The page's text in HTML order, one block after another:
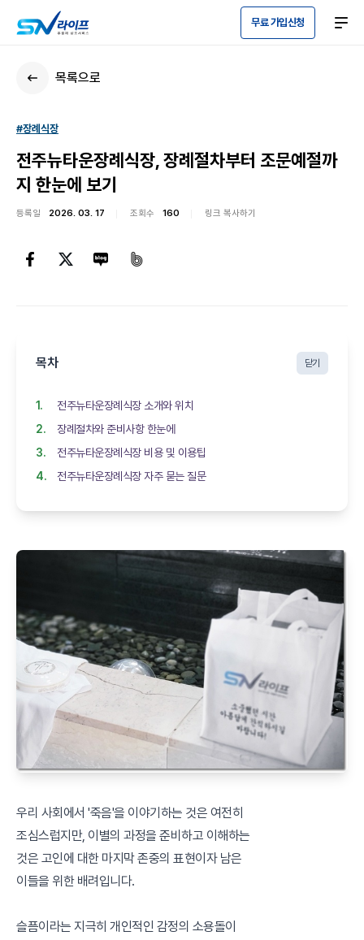
무료 가입신청
목록으로
#장례식장
전주뉴타운장례식장, 장례절차부터 조문예절까
지 한눈에 보기
등록일 2026. 03. 17 조회수 160 링크 복사하기
목차 닫기
전주뉴타운장례식장 소개와 위치
장례절차와 준비사항 한눈에
전주뉴타운장례식장 비용 및 이용팁
전주뉴타운장례식장 자주 묻는 질문
우리 사회에서 '죽음'을 이야기하는 것은 여전히
조심스럽지만, 이별의 과정을 준비하고 이해하는
것은 고인에 대한 마지막 존중의 표현이자 남은
이들을 위한 배려입니다.
슬픔이라는 지극히 개인적인 감정의 소용돌이